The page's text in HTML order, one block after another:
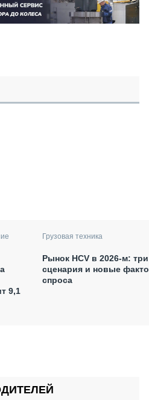
9,1
Грузовая техника
Рынок HCV в 2026-м: три
сценария и новые
спроса